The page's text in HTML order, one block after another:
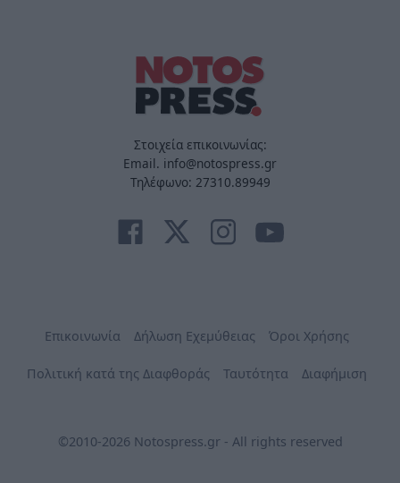
Στοιχεία επικοινωνίας:
Email. info@notospress.gr
Τηλέφωνο: 27310.89949
Επικοινωνία Δήλωση Εχεμύθειας Όροι Χρήσης
Πολιτική κατά της Διαφθοράς Ταυτότητα Διαφήμιση
©2010-2026 Notospress.gr - All rights reserved